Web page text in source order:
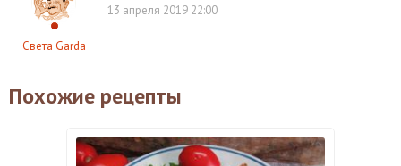
Света Garda
13 апреля 2019 22:00
Похожие рецепты